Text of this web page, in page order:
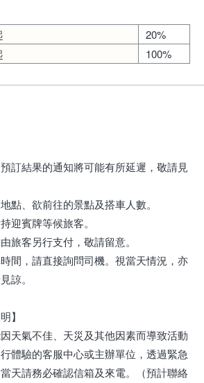
20%
100%
訂結果的通知將可能有所延遲，敬請見
點、欲前往的景點及搭車人數。
迎賓牌等候旅客。
旅客另行支付，敬請留意。
間，請直接詢問司機。視當天情況，亦
諒。
】
天氣不佳、天災及其他因素而導致活動
體驗的客服中心或主辦單位，透過緊急
天請務必確認信箱及來電。（預計聯絡